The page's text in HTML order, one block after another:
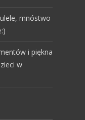
mnóstwo
i piękna
w